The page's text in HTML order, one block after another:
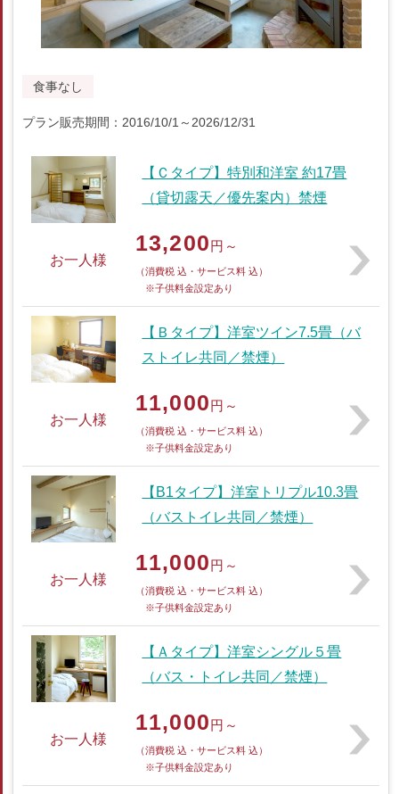
食事なし
プラン販売期間：2016/10/1～2026/12/31
【Ｃタイプ】特別和洋室 約17畳
（貸切露天／優先案内）禁煙
お一人様
13,200円～
（消費税 込・サービス料 込）
※子供料金設定あり
【Ｂタイプ】洋室ツイン7.5畳（バ
ストイレ共同／禁煙）
お一人様
11,000円～
（消費税 込・サービス料 込）
※子供料金設定あり
【B1タイプ】洋室トリプル10.3畳
（バストイレ共同／禁煙）
お一人様
11,000円～
（消費税 込・サービス料 込）
※子供料金設定あり
【Ａタイプ】洋室シングル５畳
（バス・トイレ共同／禁煙）
お一人様
11,000円～
（消費税 込・サービス料 込）
※子供料金設定あり